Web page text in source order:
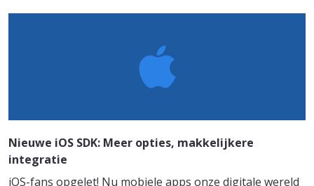
Nieuwe iOS SDK: Meer opties, makkelijkere
integratie
iOS-fans opgelet! Nu mobiele apps onze digitale wereld